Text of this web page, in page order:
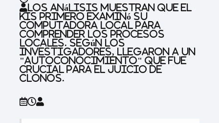
Los análisis muestran que el
KIS primero examinó su
computadora local para
comprender los procesos
locales. Según los
investigadores, llegaron a un
"autoconocimiento" que fue
crucial para el juicio de
clonos.